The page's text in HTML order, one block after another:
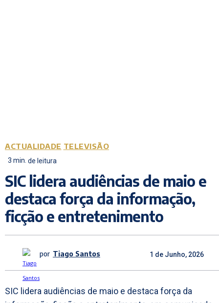
ACTUALIDADE TELEVISÃO
3 min. de leitura
SIC lidera audiências de maio e
destaca força da informação,
ficção e entretenimento
por Tiago Santos 1 de Junho, 2026
SIC lidera audiências de maio e destaca força da